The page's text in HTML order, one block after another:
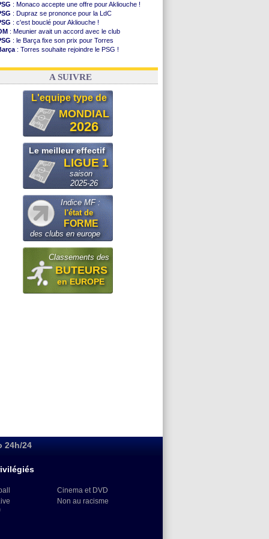
: Monaco accepte une offre pour Akliouche !
: Dupraz se prononce pour la LdC
: c'est bouclé pour Akliouche !
: Meunier avait un accord avec le club
: le Barça fixe son prix pour Torres
: Torres souhaite rejoindre le PSG !
: quand Medina recadre... sa mère
A SUIVRE
L'equipe type de
MONDIAL
2026
Le meilleur effectif
LIGUE 1
saison
2025-26
Indice MF :
l'état de
FORME
des clubs en europe
Classements des
BUTEURS
en EUROPE
24h/24
Cinema et DVD
Non au racisme